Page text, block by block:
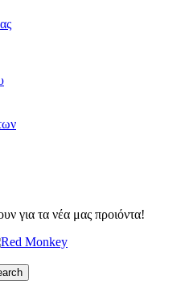
για τα νέα μας προιόντα!